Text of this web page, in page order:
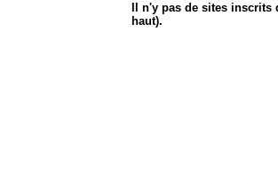
Il n'y pas de sites
haut).